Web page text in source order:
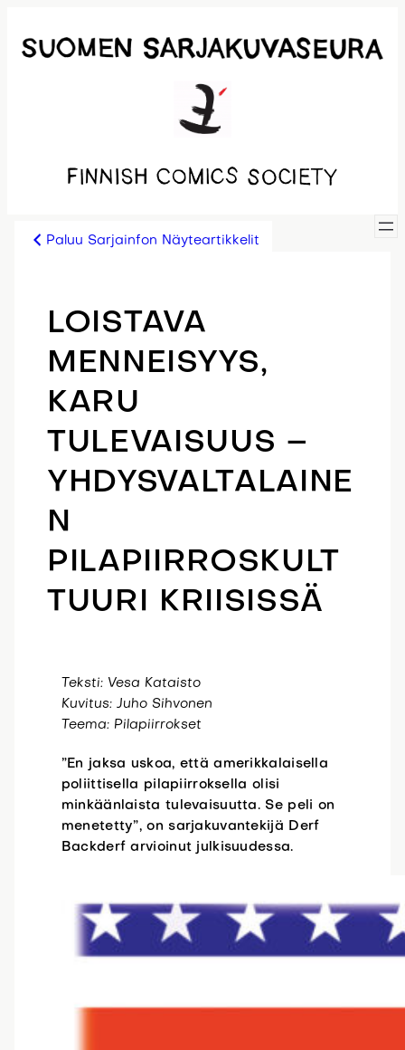
sisältöön
Paluu Sarjainfon Näyteartikkelit
LOISTAVA
MENNEISYYS,
KARU
TULEVAISUUS –
YHDYSVALTALAINE
N
PILAPIIRROSKULT
TUURI KRIISISSÄ
Teksti: Vesa Kataisto
Kuvitus: Juho Sihvonen
Teema: Pilapiirrokset
”En jaksa uskoa, että amerikkalaisella
poliittisella pilapiirroksella olisi
minkäänlaista tulevaisuutta. Se peli on
menetetty”, on sarjakuvantekijä Derf
Backderf arvioinut julkisuudessa.